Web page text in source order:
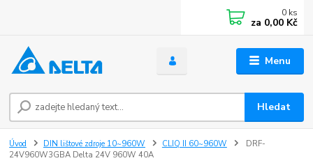
Menu
Hledat
0 ks
za 0,00 Kč
Úvod DIN lištové zdroje 10~960W CLIQ II 60~960W
DRF-
24V960W3GBA Delta 24V 960W 40A